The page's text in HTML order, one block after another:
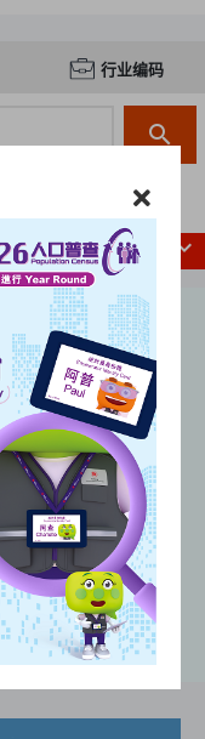
行业编码
search
消费物价指数
失业率
（经季节性调整）
%
()